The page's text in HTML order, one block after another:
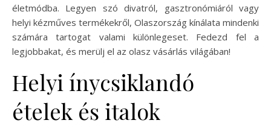
életmódba. Legyen szó divatról, gasztronómiáról vagy
helyi kézműves termékekről, Olaszország kínálata mindenki
számára tartogat valami különlegeset. Fedezd fel a
legjobbakat, és merülj el az olasz vásárlás világában!
Helyi ínycsiklandó
ételek és italok